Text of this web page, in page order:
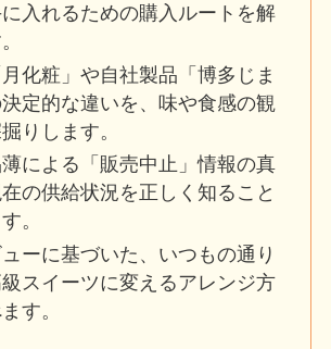
入れるための購入ルートを解
化粧」や自社製品「博多じま
定的な違いを、味や食感の観
りします。
による「販売中止」情報の真
の供給状況を正しく知ること
。
ーに基づいた、いつもの通り
スイーツに変えるアレンジ方
す。